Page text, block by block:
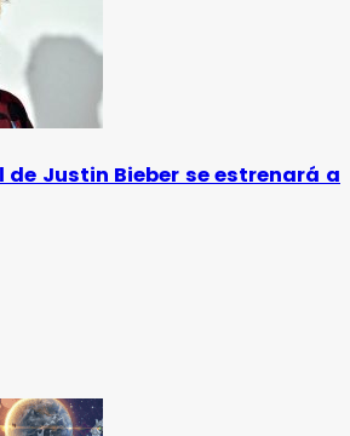
de Justin Bieber se estrenará a